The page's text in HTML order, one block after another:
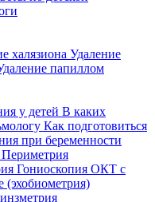
халязиона Удаление
папиллом
у детей В каких
Как подготовиться
при беременности
Периметрия
Гониоскопия ОКТ с